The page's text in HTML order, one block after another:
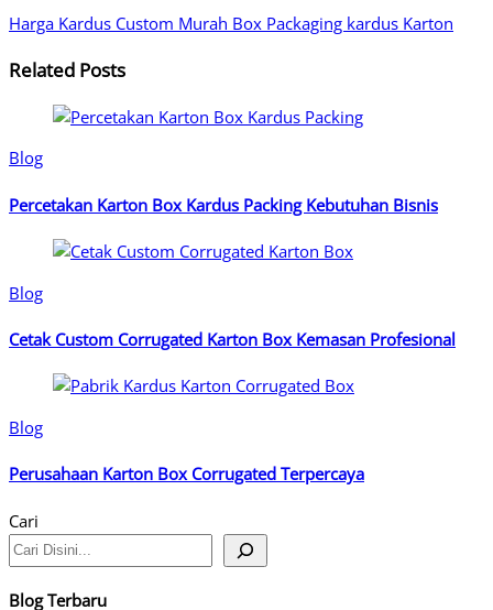
Harga Kardus Custom Murah Box Packaging kardus Karton
Related Posts
Blog
Percetakan Karton Box Kardus Packing Kebutuhan Bisnis
Blog
Cetak Custom Corrugated Karton Box Kemasan Profesional
Blog
Perusahaan Karton Box Corrugated Terpercaya
Cari
Blog Terbaru